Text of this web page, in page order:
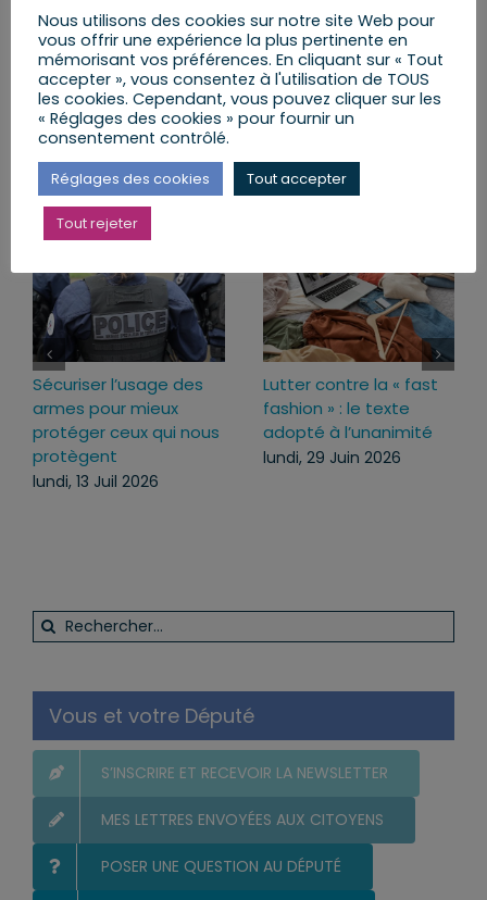
Partager cet article
Facebook
X LinkedInEmail
Articles similaires
Sécuriser l’usage des
armes pour mieux
protéger ceux qui nous
protègent
lundi, 13 Juil 2026
Lutter contre la « fast
fashion » : le texte
adopté à l’unanimité
lundi, 29 Juin 2026
Rechercher:
Vous et votre Député
S’INSCRIRE ET RECEVOIR LA NEWSLETTER
MES LETTRES ENVOYÉES AUX CITOYENS
POSER UNE QUESTION AU DÉPUTÉ
Nous utilisons des cookies sur notre site Web pour
vous offrir une expérience la plus pertinente en
mémorisant vos préférences. En cliquant sur « Tout
accepter », vous consentez à l'utilisation de TOUS
les cookies. Cependant, vous pouvez cliquer sur les
« Réglages des cookies » pour fournir un
consentement contrôlé.
Réglages des cookies Tout accepter
Tout rejeter